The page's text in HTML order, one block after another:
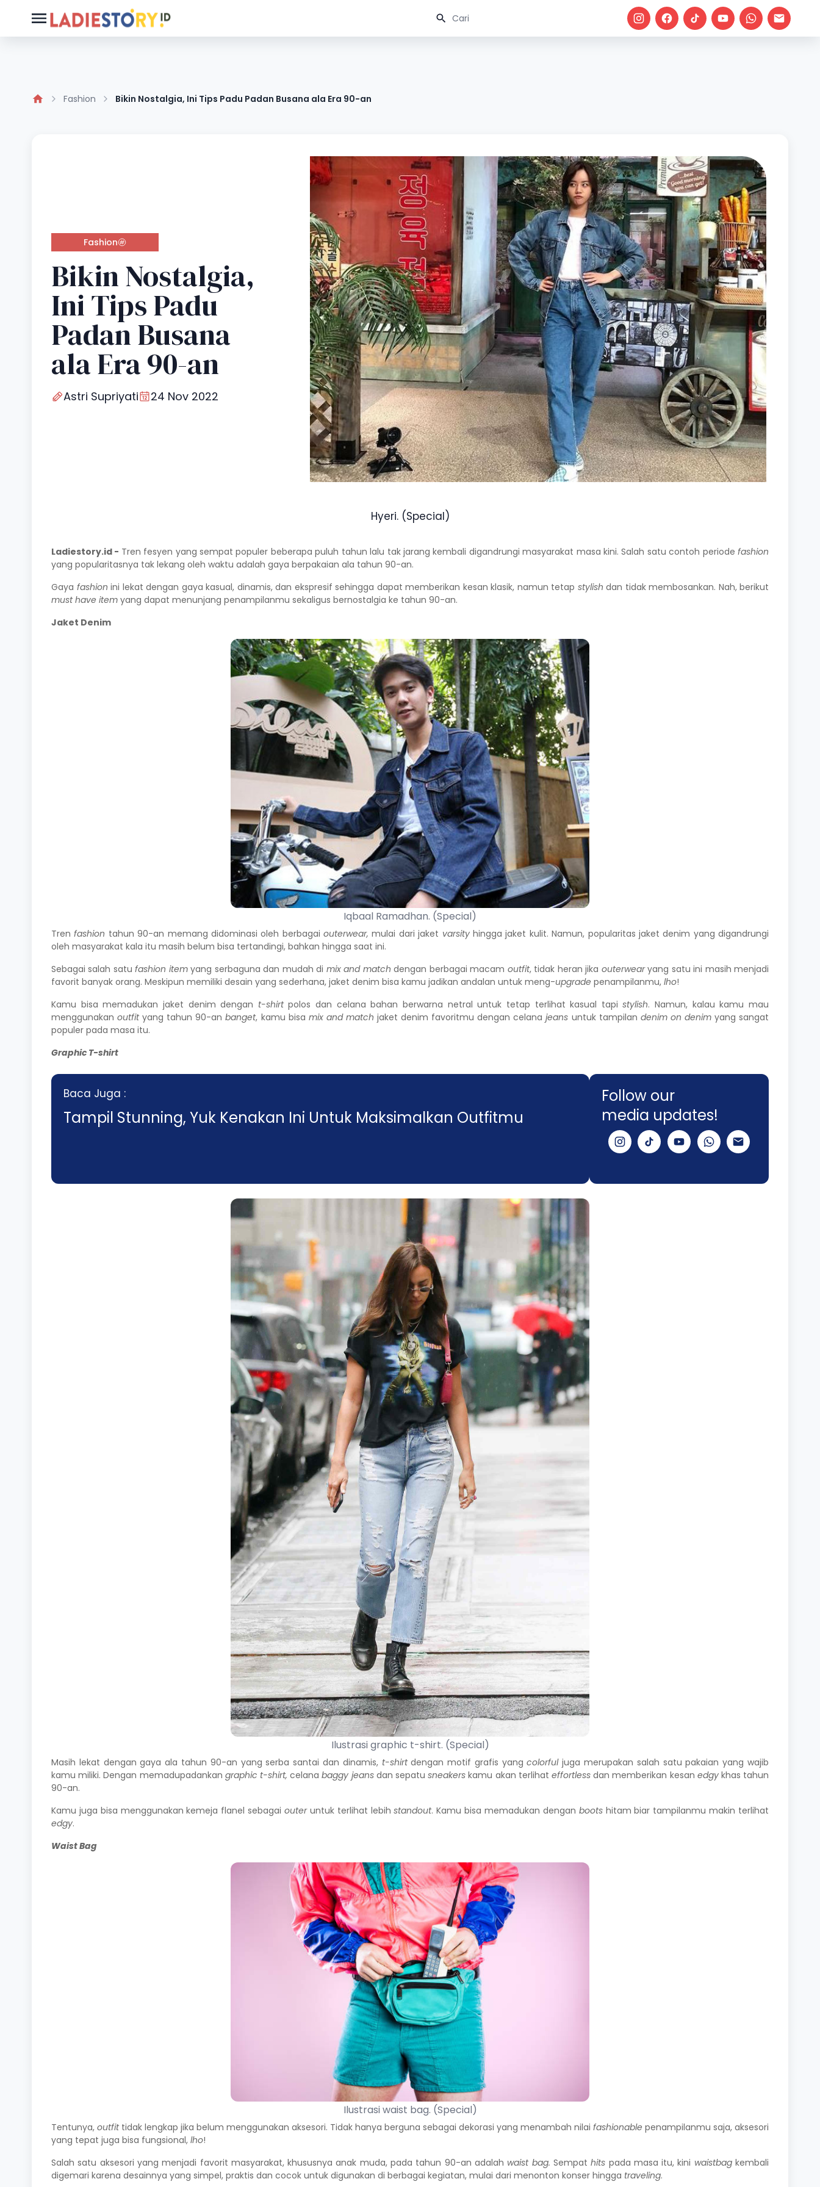
Fashion Bikin Nostalgia, Ini Tips Padu Padan Busana ala Era 90-an
Fashion
Bikin Nostalgia,
Ini Tips Padu
Padan Busana
ala Era 90-an
Astri Supriyati 24 Nov 2022
Hyeri. (Special)
Ladiestory.id - Tren fesyen yang sempat populer beberapa puluh tahun lalu tak jarang kembali digandrungi masyarakat masa kini. Salah satu contoh periodefashion
yang popularitasnya tak lekang oleh waktu adalah gaya berpakaian ala tahun 90-an.
Gaya fashion ini lekat dengan gaya kasual, dinamis, dan ekspresif sehingga dapat memberikan kesan klasik, namun tetap stylish dan tidak membosankan. Nah, berikut
must have item yang dapat menunjang penampilanmu sekaligus bernostalgia ke tahun 90-an.
Jaket Denim
Iqbaal Ramadhan. (Special)
Trenfashion tahun 90-an memang didominasi oleh berbagaiouterwear,mulai dari jaket varsityhingga jaket kulit. Namun, popularitas jaket denim yang digandrungi
oleh masyarakat kala itu masih belum bisa tertandingi, bahkan hingga saat ini.
Sebagai salah satufashion itemyang serbaguna dan mudah di mix and matchdengan berbagai macam outfit, tidak heran jika outerwearyang satu ini masih menjadi
favorit banyak orang. Meskipun memiliki desain yang sederhana, jaket denim bisa kamu jadikan andalan untuk meng-upgrade penampilanmu, lho!
Kamu bisa memadukan jaket denim dengan t-shirtpolos dan celana bahan berwarna netral untuk tetap terlihat kasual tapistylish. Namun, kalau kamu mau
menggunakanoutfityang tahun 90-anbanget, kamu bisa mix and match jaket denim favoritmu dengan celanajeans untuk tampilan denim on denim yang sangat
populer pada masa itu.
Graphic T-shirt
Baca Juga :
Tampil Stunning, Yuk Kenakan Ini Untuk Maksimalkan Outfitmu
Follow our
media updates!
Ilustrasi graphic t-shirt. (Special)
Masih lekat dengan gaya ala tahun 90-an yang serba santai dan dinamis, t-shirtdengan motif grafis yangcolorfuljuga merupakan salah satu pakaian yang wajib
kamu miliki. Dengan memadupadankan graphic t-shirt,celanabaggy jeans dan sepatusneakerskamu akan terlihat effortlessdan memberikan kesan edgykhas tahun
90-an.
Kamu juga bisa menggunakan kemeja flanel sebagai outer untuk terlihat lebihstandout. Kamu bisa memadukan dengan boots hitam biar tampilanmu makin terlihat
edgy.
Waist Bag
Ilustrasi waist bag. (Special)
Tentunya, outfit tidak lengkap jika belum menggunakan aksesori. Tidak hanya berguna sebagai dekorasi yang menambah nilai fashionable penampilanmu saja, aksesori
yang tepat juga bisa fungsional, lho!
Salah satu aksesori yang menjadi favorit masyarakat, khususnya anak muda, pada tahun 90-an adalah waist bag. Sempathits pada masa itu, kini waistbagkembali
digemari karena desainnya yang simpel, praktis dan cocok untuk digunakan di berbagai kegiatan, mulai dari menonton konser hingga traveling.